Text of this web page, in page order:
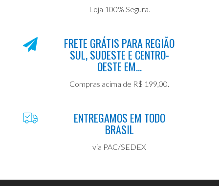
Loja 100% Segura.
FRETE GRÁTIS PARA REGIÃO
SUL, SUDESTE E CENTRO-
OESTE EM...
Compras acima de R$ 199,00.
ENTREGAMOS EM TODO
BRASIL
via PAC/SEDEX